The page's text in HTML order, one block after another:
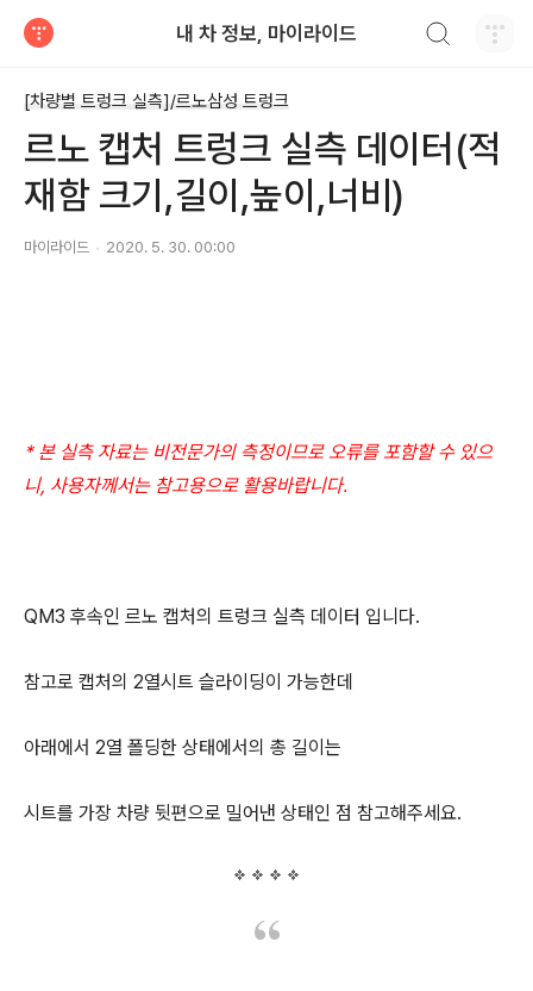
내 차 정보, 마이라이드
[차량별 트렁크 실측]/르노삼성 트렁크
르노 캡처 트렁크 실측 데이터(적
재함 크기,길이,높이,너비)
마이라이드 2020. 5. 30. 00:00
* 본 실측 자료는 비전문가의 측정이므로 오류를 포함할 수 있으
니, 사용자께서는 참고용으로 활용바랍니다.
QM3 후속인 르노 캡처의 트렁크 실측 데이터 입니다.
참고로 캡처의 2열시트 슬라이딩이 가능한데
아래에서 2열 폴딩한 상태에서의 총 길이는
시트를 가장 차량 뒷편으로 밀어낸 상태인 점 참고해주세요.